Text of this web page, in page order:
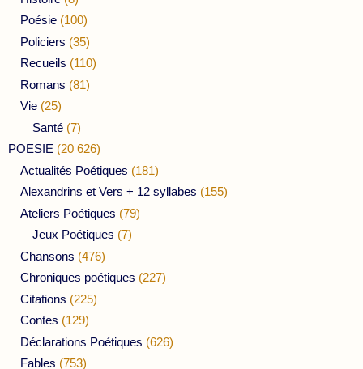
Poésie (100)
Policiers (35)
Recueils (110)
Romans (81)
Vie (25)
Santé (7)
POESIE (20 626)
Actualités Poétiques (181)
Alexandrins et Vers + 12 syllabes (155)
Ateliers Poétiques (79)
Jeux Poétiques (7)
Chansons (476)
Chroniques poétiques (227)
Citations (225)
Contes (129)
Déclarations Poétiques (626)
Fables (753)